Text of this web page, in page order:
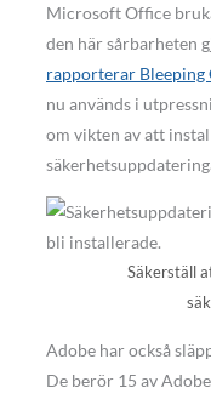
Microsoft Office
den här sårbarheten
rapporterar Bleeping
nu används i
om vikten av att
Säkerställ
Adobe har också
De berör 15 av